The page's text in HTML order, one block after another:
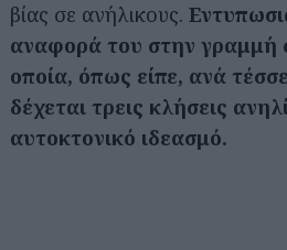
βίας σε ανήλικους.
αναφορά του στην γραμμή
οποία, όπως είπε, ανά
δέχεται τρεις κλήσεις
αυτοκτονικό ιδεασμό.